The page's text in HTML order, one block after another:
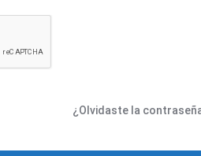
¿Olvidaste la